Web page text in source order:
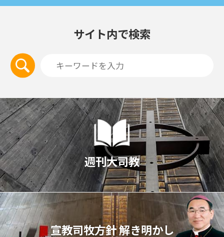
サイト内で検索
週刊大司教
宣教司牧⽅針 解き明かし